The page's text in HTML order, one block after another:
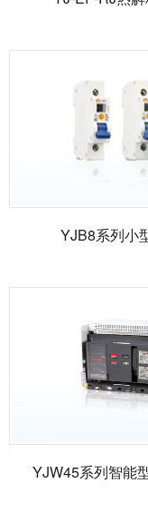
YJB8系列小
YJW45系列智能